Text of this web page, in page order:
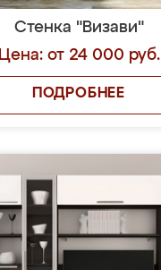
Стенка "Визави"
Цена: от 24 000 руб.
ПОДРОБНЕЕ